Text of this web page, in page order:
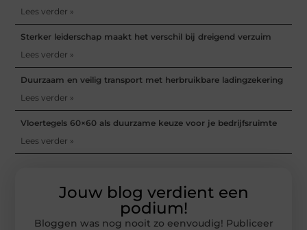
Lees verder »
Sterker leiderschap maakt het verschil bij dreigend verzuim
Lees verder »
Duurzaam en veilig transport met herbruikbare ladingzekering
Lees verder »
Vloertegels 60×60 als duurzame keuze voor je bedrijfsruimte
Lees verder »
Jouw blog verdient een
podium!
Bloggen was nog nooit zo eenvoudig! Publiceer